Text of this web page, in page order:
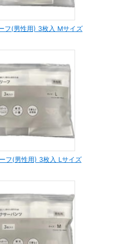
フ(男性用) 3枚入 Mサイズ
フ(男性用) 3枚入 Lサイズ